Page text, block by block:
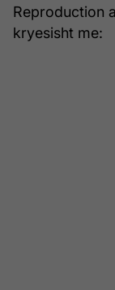
Reproduction
kryesisht me: